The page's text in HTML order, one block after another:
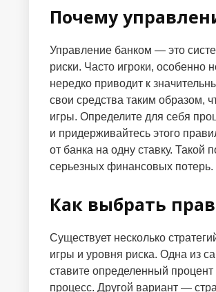
Почему
Управление банком — это
риски. Часто игроки,
нередко приводит к
свои средства таким образом,
игры. Определите для себя
и придерживайтесь этого
от банка на одну ставку. Такой
серьезных финансовых потерь.
Как выбрать
Существует несколько
игры и уровня риска. Одна из
ставите определенный процент
процесс. Другой вариант —